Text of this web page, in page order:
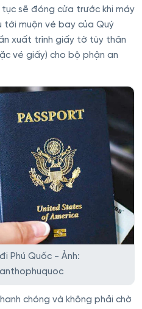
tục sẽ đóng cửa trước khi máy
tới muộn vé bay của Quý
xuất trình giấy tờ tùy thân
vé giấy) cho bộ phận an
Phú Quốc - Ảnh:
chóng và không phải chờ